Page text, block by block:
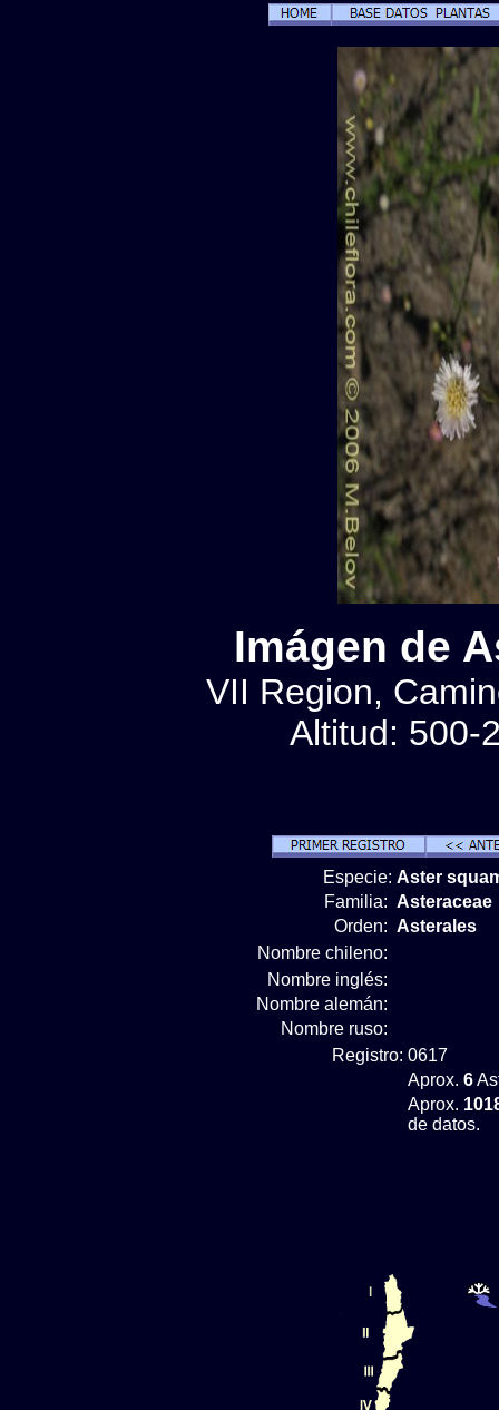
Imágen de
VII Region,
Altitud: 500-
Especie: Aster
Familia: Asteraceae
Orden: Asterales
Nombre chileno:
Nombre inglés:
Nombre alemán:
Nombre ruso:
Registro: 0617
Aprox. 6
Aprox.
de datos.